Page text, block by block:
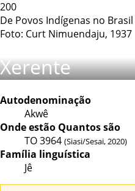
200
De Povos Indígenas no Brasil
Foto: Curt Nimuendaju, 1937
Xerente
Autodenominação
Akwê
Onde estão Quantos são
TO3964 (Siasi/Sesai, 2020)
Família linguística
Jê